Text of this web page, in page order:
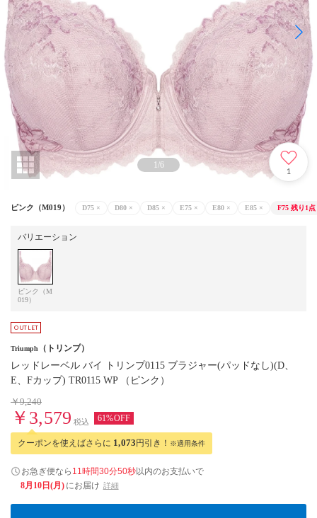
1/6
1
ピンク（M019） D75 × D80 × D85 × E75 × E80 × E85 × F75 残り1点
バリエーション
ピンク（M
019）
Triumph （トリンプ）
レッドレーベル バイ トリンプ0115 ブラジャー(パッドなし)(D、
E、Fカップ) TR0115 WP （ピンク）
￥9,240
￥3,579 税込 61%OFF
クーポンを使えばさらに 1,073円引き！ ※適用条件
お急ぎ便なら 11時間30分49秒以内のお支払いで
8月10日(月) にお届け 詳細